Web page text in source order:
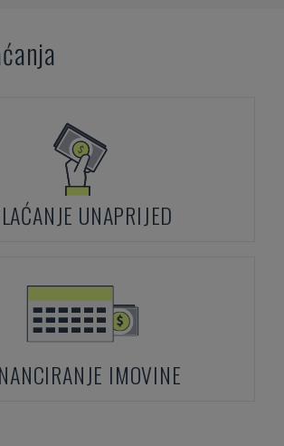
UNAPRIJED
IMOVINE